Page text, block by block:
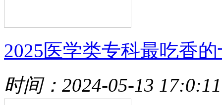
2025医学类专科最吃香
时间：2024-05-13 17:0:11